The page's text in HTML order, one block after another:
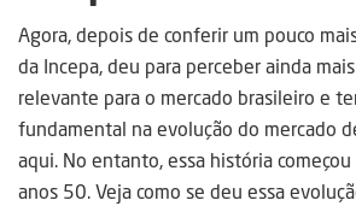
Agora, depois de conferir um pouco
da Incepa, deu para perceber ainda
relevante para o mercado brasileiro e
fundamental na evolução do mercado
aqui. No entanto, essa história
anos 50. Veja como se deu essa